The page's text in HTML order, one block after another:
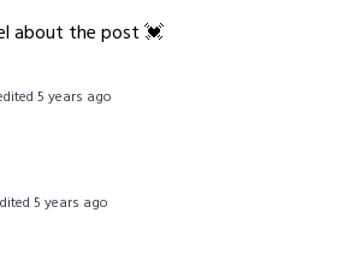
about the post 💓
5 years ago
5 years ago